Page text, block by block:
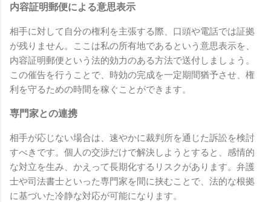
内容証明郵便による意思表示
相手に対して自分の権利を主張する際、口頭や電話では証拠
が残りません。ここは私の所有地であるという意思表示を、
内容証明郵便という法的効力のある方法で送付しましょう。
この催告を行うことで、時効の完成を一定期間猶予させ、権
利を守るための時間を稼ぐことができます。
専門家との連携
相手が応じない場合は、速やかに裁判所を通じた訴訟を検討
すべきです。個人の交渉だけで解決しようとすると、感情的
な対立を生み、かえって長期化するリスクがあります。弁護
士や司法書士といった専門家を間に挟むことで、法的な根拠
に基づいた冷静な対応が可能になります。